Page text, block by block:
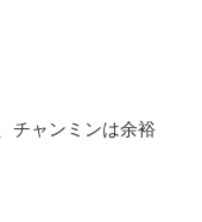
チャンミンは余裕